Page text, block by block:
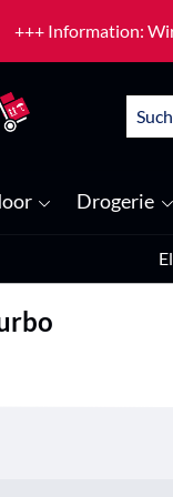
+++ Information:
Drogerie